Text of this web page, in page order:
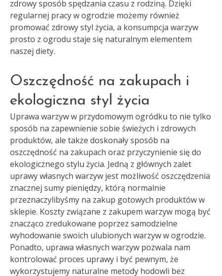
zdrowy sposób spędzania czasu z rodziną. Dzięki
regularnej pracy w ogrodzie możemy również
promować zdrowy styl życia, a konsumpcja warzyw
prosto z ogrodu staje się naturalnym elementem
naszej diety.
Oszczędność na zakupach i
ekologiczna styl życia
Uprawa warzyw w przydomowym ogródku to nie tylko
sposób na zapewnienie sobie świeżych i zdrowych
produktów, ale także doskonały sposób na
oszczędność na zakupach oraz przyczynienie się do
ekologicznego stylu życia. Jedną z głównych zalet
uprawy własnych warzyw jest możliwość oszczędzenia
znacznej sumy pieniędzy, którą normalnie
przeznaczylibyśmy na zakup gotowych produktów w
sklepie. Koszty związane z zakupem warzyw mogą być
znacząco zredukowane poprzez samodzielne
wyhodowanie swoich ulubionych warzyw w ogrodzie.
Ponadto, uprawa własnych warzyw pozwala nam
kontrolować proces uprawy i być pewnym, że
wykorzystujemy naturalne metody hodowli bez